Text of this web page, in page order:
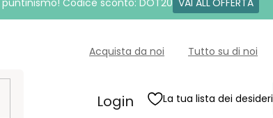
Codice sconto: DOT20 VAI ALL'OFFERTA
Acquista da noi Tutto su di noi
Login La tua lista dei desideri